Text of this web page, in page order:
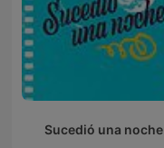
Sucedió una noche